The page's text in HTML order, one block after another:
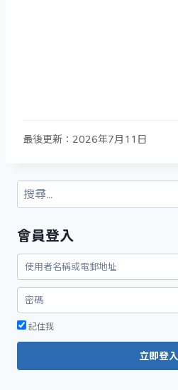
最後更新：2026年7月11日
搜
尋
鍵
字:
會員登入
記住我
立即登入